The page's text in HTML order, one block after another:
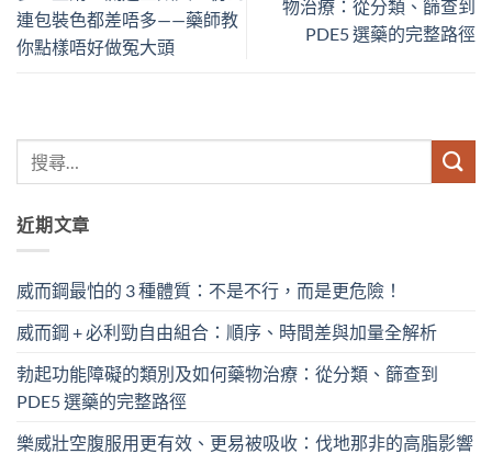
連包裝色都差唔多——藥師教
你點樣唔好做冤大頭
物治療：從分類、篩查到
PDE5 選藥的完整路徑
近期文章
威而鋼最怕的 3 種體質：不是不行，而是更危險！
威而鋼 + 必利勁自由組合：順序、時間差與加量全解析
勃起功能障礙的類別及如何藥物治療：從分類、篩查到
PDE5 選藥的完整路徑
樂威壯空腹服用更有效、更易被吸收：伐地那非的高脂影響